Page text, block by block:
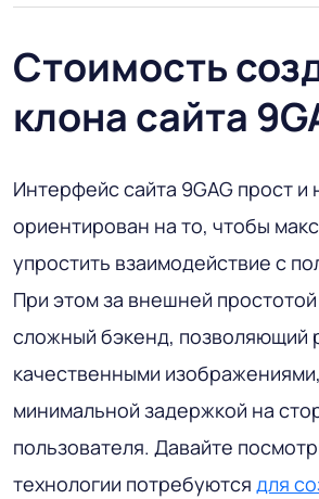
Стоимость
клона сайта
Интерфейс сайта 9GAG прост и
ориентирован на то, чтобы
упростить взаимодействие с
При этом за внешней
сложный бэкенд, позволяющий
качественными
минимальной задержкой на
пользователя. Давайте
технологии потребуются для